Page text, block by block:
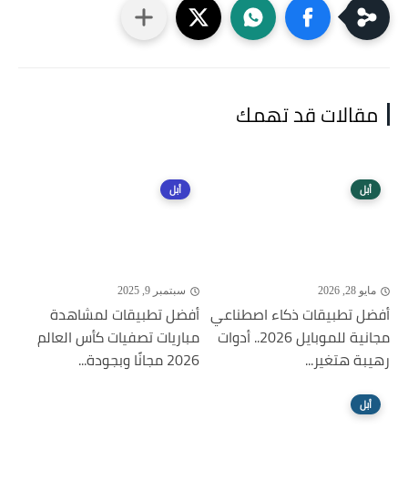
مقالات قد تهمك
أبل
مايو 28, 2026
أفضل تطبيقات ذكاء اصطناعي
مجانية للموبايل 2026.. أدوات
رهيبة هتغير...
أبل
سبتمبر 9, 2025
أفضل تطبيقات لمشاهدة
مباريات تصفيات كأس العالم
2026 مجانًا وبجودة...
أبل